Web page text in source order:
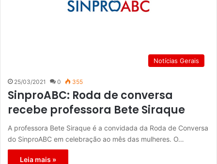
Notícias Gerais
25/03/2021 0 355
SinproABC: Roda de conversa
recebe professora Bete Siraque
A professora Bete Siraque é a convidada da Roda de Conversa
do SinproABC em celebração ao mês das mulheres. O…
Leia mais »